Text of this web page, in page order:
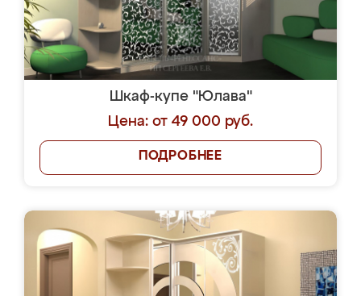
Шкаф-купе "Юлава"
Цена: от 49 000 руб.
ПОДРОБНЕЕ